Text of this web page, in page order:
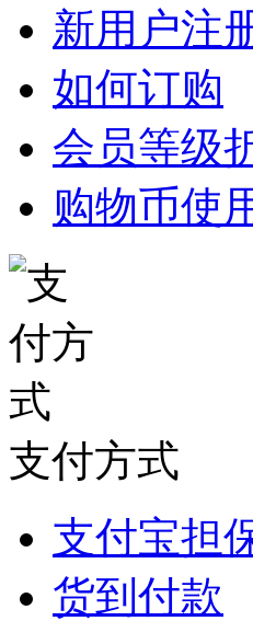
新用户注
如何订购
会员等级
购物币使
支付方式
支付宝担
货到付款